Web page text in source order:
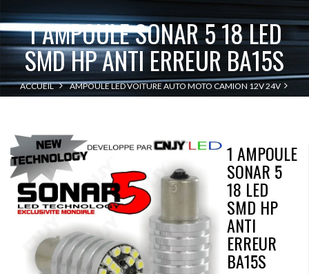
1 AMPOULE SONAR 5 18 LED
SMD HP ANTI ERREUR BA15S
ACCUEIL
AMPOULE LED VOITURE AUTO MOTO CAMION 12V 24V
1 AMPOULE
SONAR 5
18 LED
SMD HP
ANTI
ERREUR
BA15S